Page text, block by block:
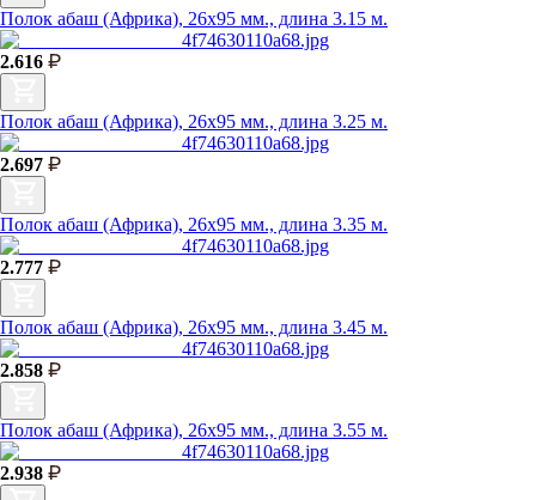
Полок абаш (Африка), 26х95 мм., длина 3.15 м.
2.616
Полок абаш (Африка), 26х95 мм., длина 3.25 м.
2.697
Полок абаш (Африка), 26х95 мм., длина 3.35 м.
2.777
Полок абаш (Африка), 26х95 мм., длина 3.45 м.
2.858
Полок абаш (Африка), 26х95 мм., длина 3.55 м.
2.938